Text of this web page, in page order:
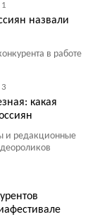
1
назвали
в работе
3
какая
и редакционные